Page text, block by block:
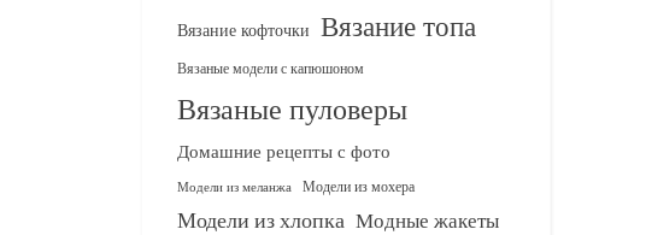
Вязание кофточки Вязание топа
Вязаные модели с капюшоном
Вязаные пуловеры
Домашние рецепты с фото
Модели из меланжа Модели из мохера
Модели из хлопка Модные жакеты